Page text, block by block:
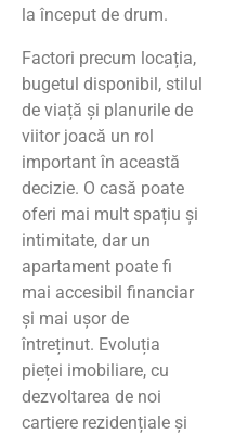
la început de drum.
Factori precum locația,
bugetul disponibil, stilul
de viață și planurile de
viitor joacă un rol
important în această
decizie. O casă poate
oferi mai mult spațiu și
intimitate, dar un
apartament poate fi
mai accesibil financiar
și mai ușor de
întreținut. Evoluția
pieței imobiliare, cu
dezvoltarea de noi
cartiere rezidențiale și